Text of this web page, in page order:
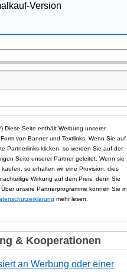
Version
Diese Seite enthält Werbung unserer
von Banner und Textlinks. Wenn Sie auf
Partnerlinks klicken, so werden Sie auf der
Seite unserer Partner geleitet. Wenn sie
kaufen, so erhalten wir eine Provision, dies
Wirkung auf dem Preis, denn Sie
unsere Partnerprogramme können Sie in
mehr lesen.
& Kooperationen
an Werbung oder einer